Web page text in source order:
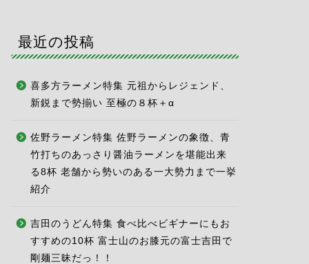
最近の投稿
喜多方ラーメン特集 元祖からレジェンド、
新鋭まで勢揃い 至極の８杯＋α
佐野ラーメン特集 佐野ラーメンの象徴、青
竹打ちのあっさり醤油ラーメンを堪能出来
る8杯 老舗から勢いのある一大勢力まで一挙
紹介
吉田のうどん特集 食べ比べビギナーにもお
すすめの10杯 富士山のお膝元の富士吉田で
剛麺三昧だっ！！